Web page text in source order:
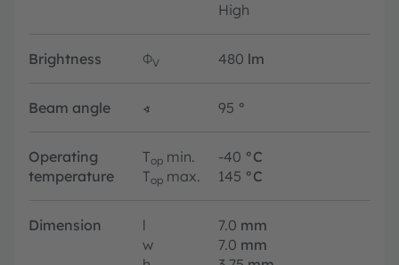
High
Brightness ΦV 480 lm
Beam angle ∢ 95 °
Operating
temperature
Top min. -40 °C
Top max. 145 °C
Dimension l 7.0 mm
w
7.0 mm